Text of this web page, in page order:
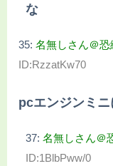
な
35: 名無しさん＠恐
ID:RzzatKw70
pcエンジンミ
37: 名無しさん＠
ID:1BlbPww/0